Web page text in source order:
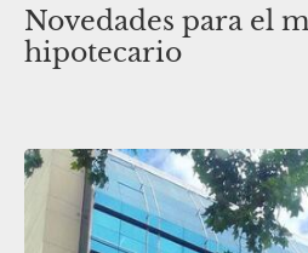
Novedades para el
hipotecario